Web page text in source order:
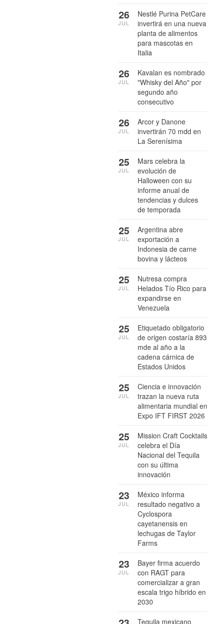
Nestlé Purina PetCare
invertirá en una nueva
planta de alimentos
para mascotas en
Italia
26
JUL
Kavalan es nombrado
"Whisky del Año" por
segundo año
consecutivo
26
JUL
Arcor y Danone
invertirán 70 mdd en
La Serenísima
26
JUL
Mars celebra la
evolución de
Halloween con su
informe anual de
tendencias y dulces
de temporada
25
JUL
Argentina abre
exportación a
Indonesia de carne
bovina y lácteos
25
JUL
Nutresa compra
Helados Tío Rico para
expandirse en
Venezuela
25
JUL
Etiquetado obligatorio
de origen costaría 893
mde al año a la
cadena cárnica de
Estados Unidos
25
JUL
Ciencia e innovación
trazan la nueva ruta
alimentaria mundial en
Expo IFT FIRST 2026
25
JUL
Mission Craft Cocktails
celebra el Día
Nacional del Tequila
con su última
innovación
25
JUL
México informa
resultado negativo a
Cyclospora
cayetanensis en
lechugas de Taylor
Farms
23
JUL
Bayer firma acuerdo
con RAGT para
comercializar a gran
escala trigo híbrido en
2030
23
JUL
Tequila mexicano